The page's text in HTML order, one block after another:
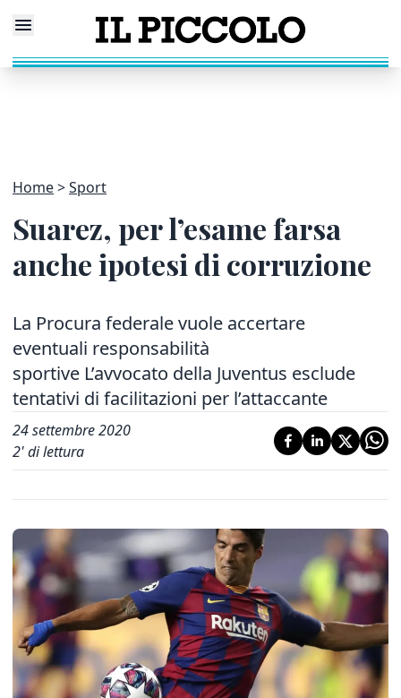
Home Sport
Suarez, per l’esame farsa
anche ipotesi di corruzione
La Procura federale vuole accertare
eventuali responsabilità
sportive L’avvocato della Juventus esclude
tentativi di facilitazioni per l’attaccante
24 settembre 2020
2' di lettura